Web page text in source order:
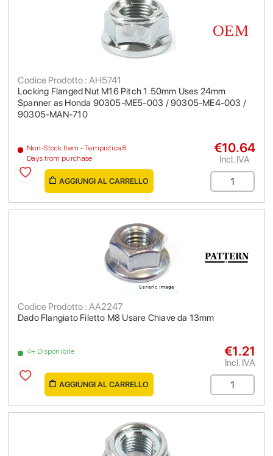
Locking Flanged Nut M16 Pitch 1.50mm Uses 24mm
Spanner as Honda 90305-ME5-003 / 90305-ME4-003 /
90305-MAN-710
Codice Prodotto : AH5741
Non-Stock Item - Tempistica 8
Days from purchase
€10.64
Incl. IVA
AGGIUNGI AL CARRELLO
Dado Flangiato Filetto M8 Usare Chiave da 13mm
Codice Prodotto : AA2247
4+ Disponibile €1.21
Incl. IVA
AGGIUNGI AL CARRELLO